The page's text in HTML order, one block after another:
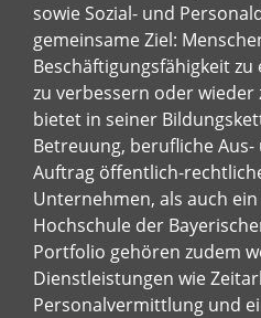
sowie Sozial- und
gemeinsame Ziel:
Beschäftigungsfähigkeit
zu verbessern oder wieder
bietet in seiner
Betreuung, berufliche
Auftrag öffentlich-
Unternehmen, als auch
Hochschule der
Portfolio gehören zudem
Dienstleistungen wie
Personalvermittlung und